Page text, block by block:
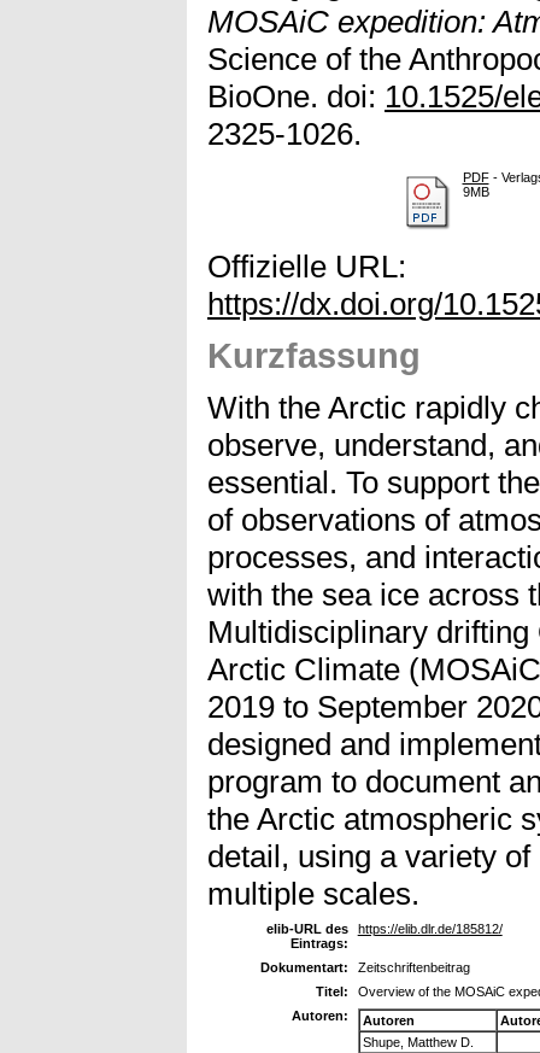
MOSAiC expedition:
Science of the
BioOne. doi: 10.1525/
2325-1026.
PDF-
9MB
Offizielle URL:
https://dx.doi.org/
Kurzfassung
With the Arctic rapidly
observe, understand,
essential. To support
of observations of
processes, and
with the sea ice across
Multidisciplinary
Arctic Climate
2019 to September
designed and
program to document
the Arctic atmospheric
detail, using a variety
multiple scales.
elib-URL des
Eintrags:
https://elib.dlr.de/185812/
Dokumentart:
Zeitschriftenbeitrag
Titel:
Overview of the MOSAiC
Autoren:
Autoren
Shupe, Matthew D.